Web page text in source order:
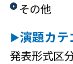
その他
演題カ
発表形式区